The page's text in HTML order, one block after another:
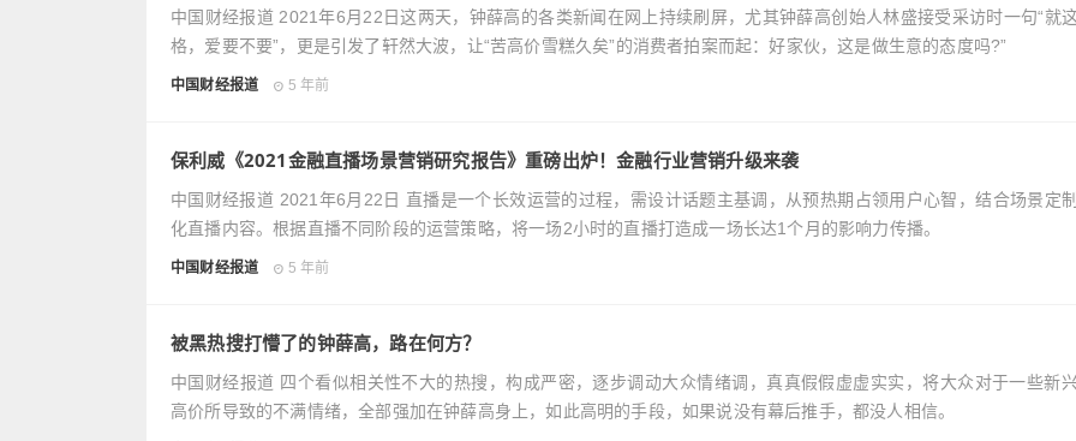
中国财经报道 2021年6月22日这两天，钟薛高的各类新闻在网上持续刷屏，尤其钟薛高创始人林盛接受采访时一句“就
格，爱要不要”，更是引发了轩然大波，让“苦高价雪糕久矣”的消费者拍案而起：好家伙，这是做生意的态度吗?”
中国财经报道 5 年前
保利威《2021金融直播场景营销研究报告》重磅出炉！金融行业营销升级来袭
中国财经报道 2021年6月22日 直播是一个长效运营的过程，需设计话题主基调，从预热期占领用户心智，结合场景定
化直播内容。根据直播不同阶段的运营策略，将一场2小时的直播打造成一场长达1个月的影响力传播。
中国财经报道 5 年前
被黑热搜打懵了的钟薛高，路在何方？
中国财经报道 四个看似相关性不大的热搜，构成严密，逐步调动大众情绪调，真真假假虚虚实实，将大众对于一些新
高价所导致的不满情绪，全部强加在钟薛高身上，如此高明的手段，如果说没有幕后推手，都没人相信。